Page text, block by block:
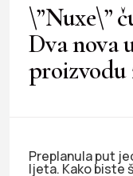
\”Nuxe\”
Dva nova
proizvodu
Preplanula put
ljeta. Kako biste